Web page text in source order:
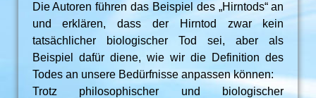
Die Autoren führen das Beispiel des „Hirntods“ an
und erklären, dass der Hirntod zwar kein
tatsächlicher biologischer Tod sei, aber als
Beispiel dafür diene, wie wir die Definition des
Todes an unsere Bedürfnisse anpassen können:
Trotz philosophischer und biologischer